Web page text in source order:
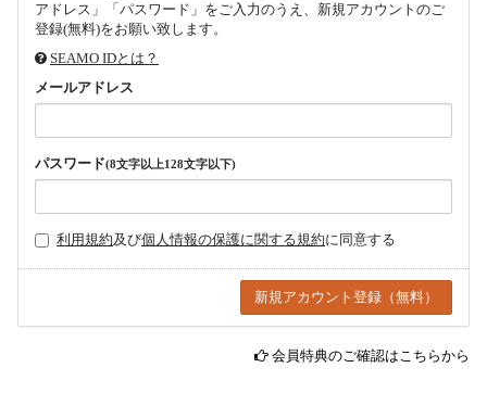
アドレス」「パスワード」をご入力のうえ、新規アカウントのご
登録(無料)をお願い致します。
SEAMO IDとは？
メールアドレス
パスワード(8文字以上128文字以下)
利用規約及び個人情報の保護に関する規約に同意する
会員特典のご確認はこちらから